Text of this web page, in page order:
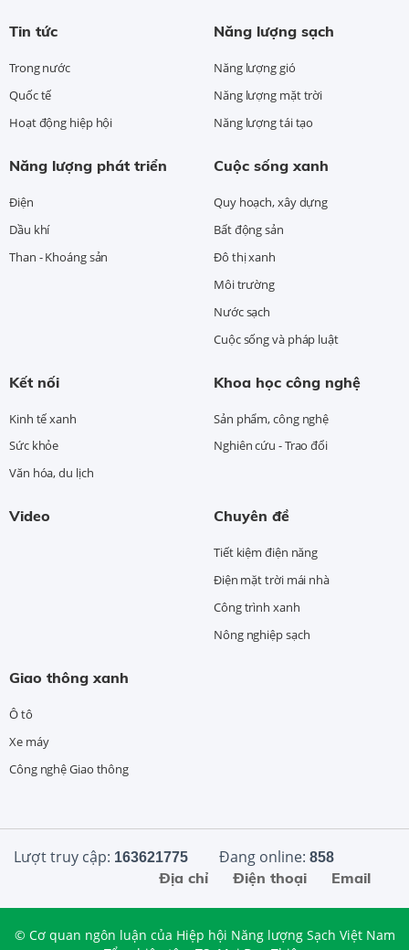
Tin tức
Trong nước
Quốc tế
Hoạt động hiệp hội
Năng lượng sạch
Năng lượng gió
Năng lượng mặt trời
Năng lượng tái tạo
Năng lượng phát triển
Điện
Dầu khí
Than - Khoáng sản
Cuộc sống xanh
Quy hoạch, xây dựng
Bất động sản
Đô thị xanh
Môi trường
Nước sạch
Cuộc sống và pháp luật
Kết nối
Kinh tế xanh
Sức khỏe
Văn hóa, du lịch
Khoa học công nghệ
Sản phẩm, công nghệ
Nghiên cứu - Trao đổi
Video Chuyên đề
Tiết kiệm điện năng
Điện mặt trời mái nhà
Công trình xanh
Nông nghiệp sạch
Giao thông xanh
Ô tô
Xe máy
Công nghệ Giao thông
Lượt truy cập: 163621775 Đang online: 858
Email
Điện thoại
Địa chỉ
© Cơ quan ngôn luận của Hiệp hội Năng lượng Sạch Việt Nam